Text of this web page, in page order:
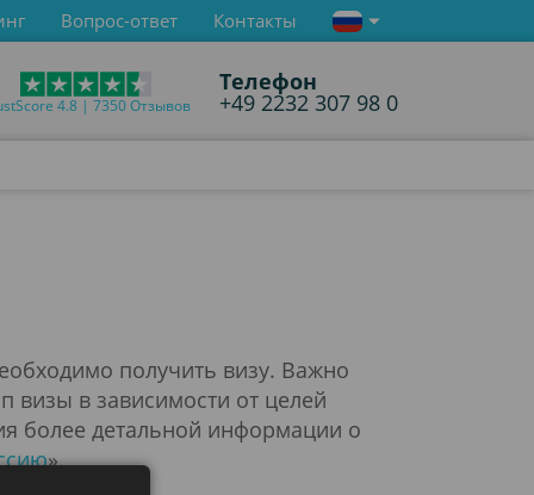
Вопрос-ответ Контакты
4.8 | 7350 Отзывов
Телефон
+49 2232 307 98 0
получить визу. Важно
визы в зависимости от целей
более детальной информации о
».